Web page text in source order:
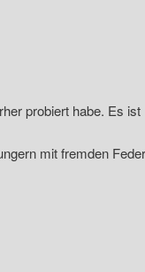
probiert habe. Es ist
mit fremden